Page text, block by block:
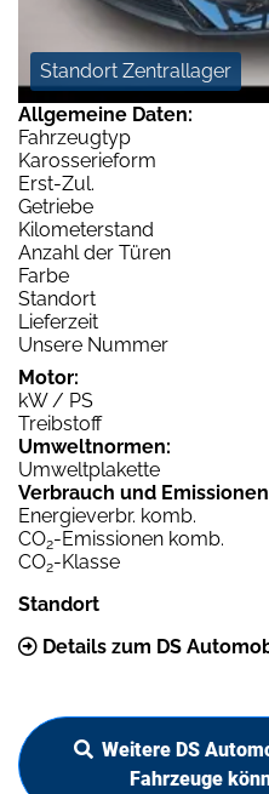
Standort Zentrallager
Allgemeine Daten:
Fahrzeugtyp
Karosserieform
Erst-Zul.
Getriebe
Kilometerstand
Anzahl der Türen
Farbe
Standort
Lieferzeit
Unsere Nummer
Motor:
kW / PS
Treibstoff
Umweltnormen:
Umweltplakette
Verbrauch und
Energieverbr. komb.
CO2-Emissionen komb.
CO2-Klasse
Standort
Details zum DS
Weitere DS
Fahrzeuge